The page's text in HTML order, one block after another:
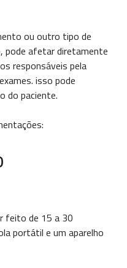
ou outro tipo de
pode afetar diretamente
responsáveis pela
isso pode
do paciente.
feito de 15 a 30
portátil e um aparelho